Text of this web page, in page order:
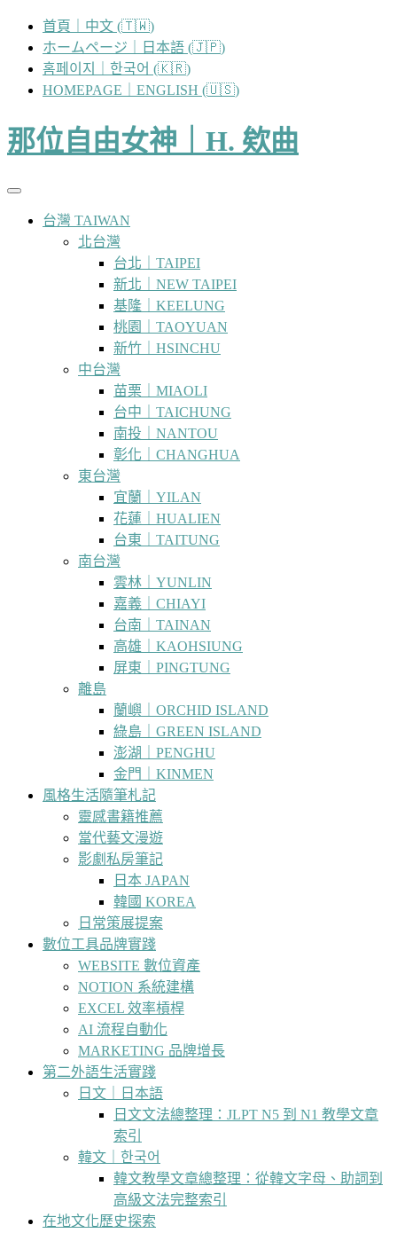
容
首頁｜中文 (🇹🇼)
ホームページ｜日本語 (🇯🇵)
홈페이지｜한국어 (🇰🇷)
HOMEPAGE｜ENGLISH (🇺🇸)
那位自由女神｜H. 欸曲
台灣 TAIWAN
北台灣
台北｜TAIPEI
新北｜NEW TAIPEI
基隆｜KEELUNG
桃園｜TAOYUAN
新竹｜HSINCHU
中台灣
苗栗｜MIAOLI
台中｜TAICHUNG
南投｜NANTOU
彰化｜CHANGHUA
東台灣
宜蘭｜YILAN
花蓮｜HUALIEN
台東｜TAITUNG
南台灣
雲林｜YUNLIN
嘉義｜CHIAYI
台南｜TAINAN
高雄｜KAOHSIUNG
屏東｜PINGTUNG
離島
蘭嶼｜ORCHID ISLAND
綠島｜GREEN ISLAND
澎湖｜PENGHU
金門｜KINMEN
風格生活隨筆札記
靈感書籍推薦
當代藝文漫遊
影劇私房筆記
日本 JAPAN
韓國 KOREA
日常策展提案
數位工具品牌實踐
WEBSITE 數位資產
NOTION 系統建構
EXCEL 效率槓桿
AI 流程自動化
MARKETING 品牌增長
第二外語生活實踐
日文｜日本語
日文文法總整理：JLPT N5 到 N1 教學文章
索引
韓文｜한국어
韓文教學文章總整理：從韓文字母、助詞到
高級文法完整索引
在地文化歷史探索